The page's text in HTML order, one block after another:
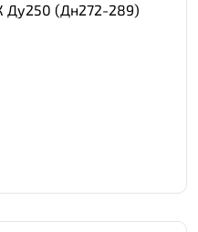
Ду250 (Дн272-289)